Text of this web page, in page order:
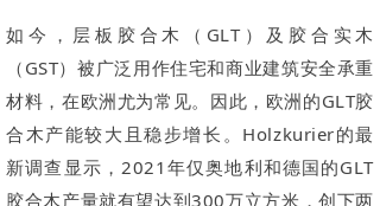
如今，层板胶合木（GLT）及胶合实木
（GST）被广泛用作住宅和商业建筑安全承重
材料，在欧洲尤为常见。因此，欧洲的GLT胶
合木产能较大且稳步增长。Holzkurier的最
新调查显示，2021年仅奥地利和德国的GLT
胶合木产量就有望达到300万立方米，创下两